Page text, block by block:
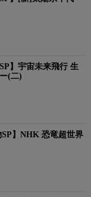
】宇宙未来飛行 生
(二)
SP】NHK 恐竜超世界